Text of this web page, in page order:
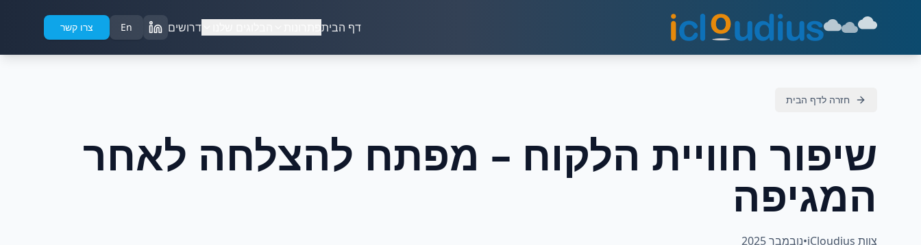
דף הבית דרושים En צרו קשר
חזרה לדף הבית
שיפור חוויית הלקוח – מפתח להצלחה לאחר
המגיפה
צוות iCloudius •נובמבר 2025